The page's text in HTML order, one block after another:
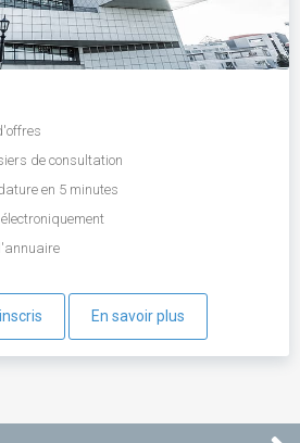
de consultation
en 5 minutes
En savoir plus